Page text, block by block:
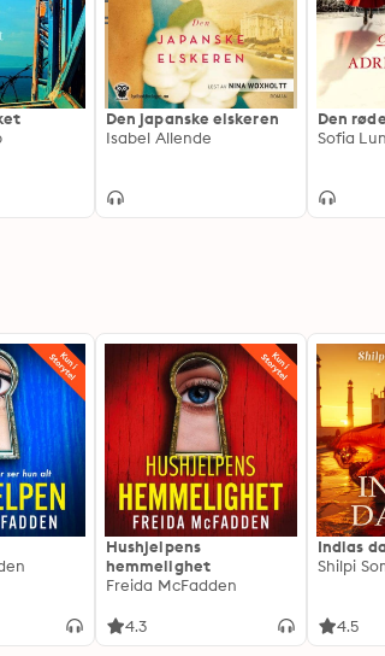
Den japanske elskeren
Isabel Allende
Den
Sofia
Hushjelpens
hemmelighet
Freida McFadden
4.3
Indias
Shilpi
4.5